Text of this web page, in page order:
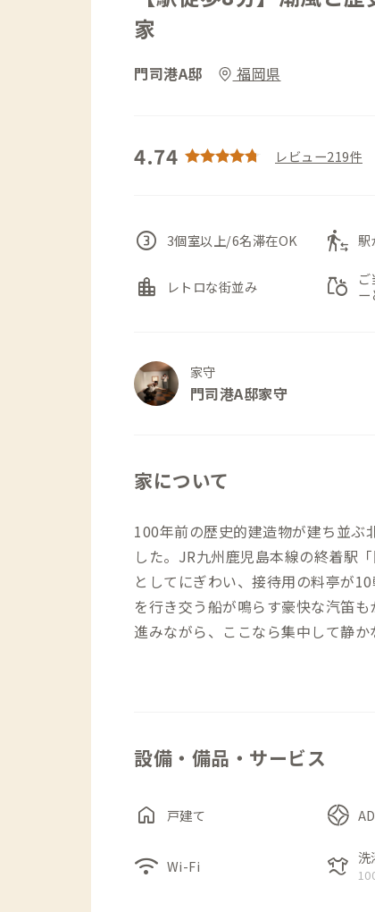
家
門司港A邸 福岡県
4.74 レビュー219件
counter_3 3個室以上/6名滞在OK transfer_within_a_station 駅
location_city レトロな街並み grocery
ー
家守
門司港A邸家守
家について
100年前の歴史的建造物が建ち並ぶ
した。JR九州鹿児島本線の終着駅
としてにぎわい、接待用の料亭が
を行き交う船が鳴らす豪快な汽笛
進みながら、ここなら集中して静
ーが改修しながら現在まで大切に使
こともあり、建物のあちこちに陶
ダイニングとリビングは別々に設け
には、一枚板のテーブルがあります
設備・備品・サービス
home 戸建て
wifi Wi-Fi laundry 洗